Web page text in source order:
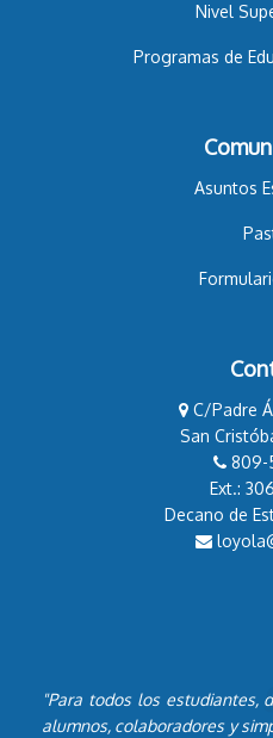
Nivel
Programas de
Asuntos
C/Padre
San
809-
Ext.:
Decano de
"Para todos los estudiantes,
alumnos, colaboradores y